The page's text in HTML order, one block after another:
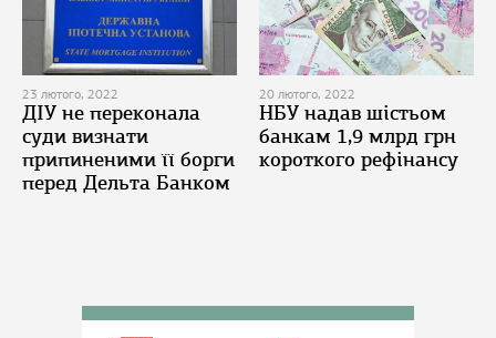
23 лютого, 2022
ДІУ не переконала
суди визнати
припиненими її борги
перед Дельта Банком
20 лютого, 2022
НБУ надав шістьом
банкам 1,9 млрд грн
короткого рефінансу